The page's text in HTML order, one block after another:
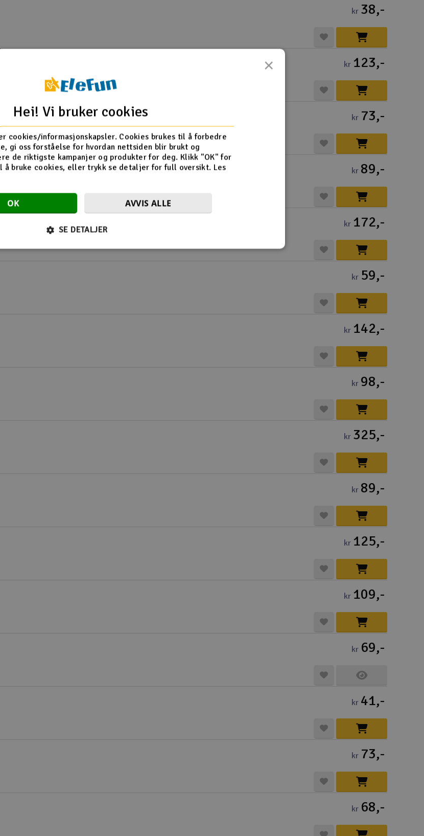
kr 38,-
kr 123,-
kr 73,-
kr 89,-
kr 172,-
kr 59,-
kr 142,-
kr 98,-
kr 325,-
kr 89,-
kr 125,-
kr 109,-
kr 69,-
kr 41,-
kr 73,-
kr 68,-
×
Hei! Vi bruker cookies
cookies/informasjonskapsler. Cookies brukes til å forbedre
gi oss forståelse for hvordan nettsiden blir brukt og
de riktigste kampanjer og produkter for deg. Klikk "OK" for
å bruke cookies, eller trykk se detaljer for full oversikt. Les
OK AVVIS ALLE
SE DETALJER